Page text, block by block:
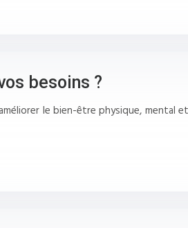
besoins ?
le bien-être physique, mental